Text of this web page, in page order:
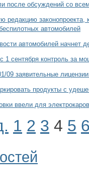
после обсуждений со
редакцию законопроекта,
автомобилей
автомобилей начнет
1 сентября контроль за
09 заявительные
продукты с
ввели для электрокаров
1 2 3 4 5